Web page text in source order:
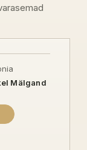
Mälgand